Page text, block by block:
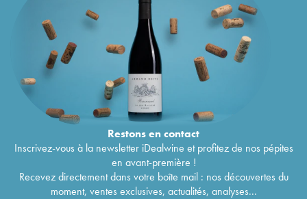
Restons encontact
Inscrivez-vous à la newsletter iDealwine et profitez de nos pépites
en avant-première !
Recevez directement dans votre boîte mail : nos découvertes du
moment, ventes exclusives, actualités, analyses...